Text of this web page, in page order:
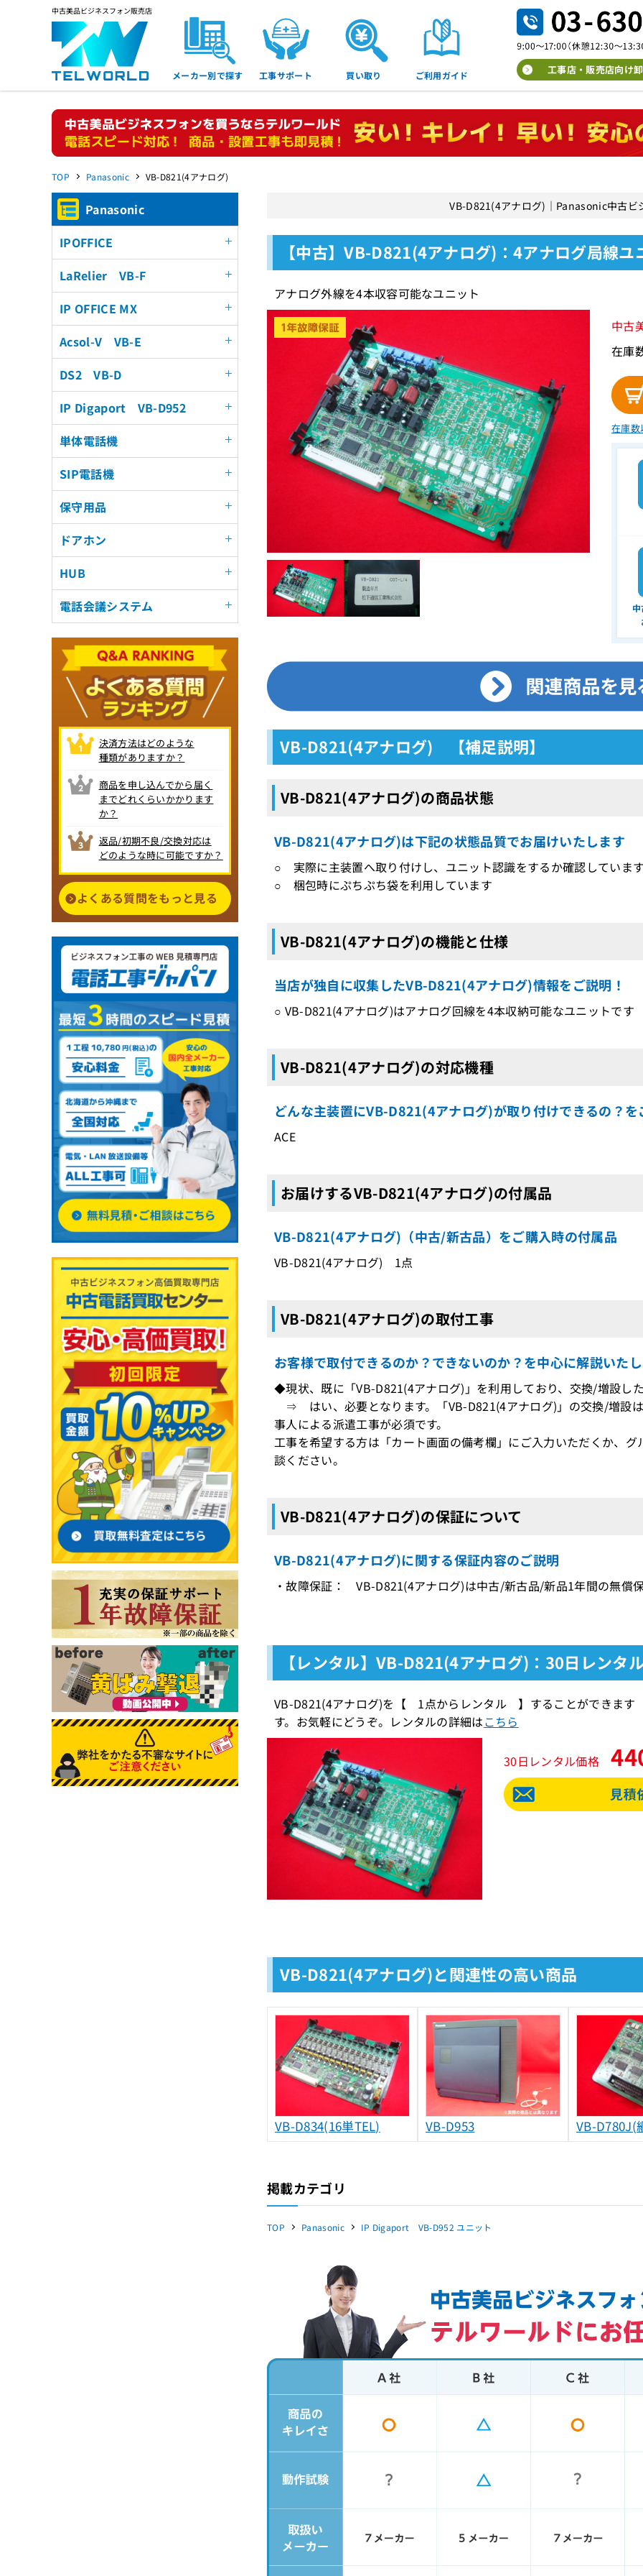
中古美品ビジネスフォン販売店
メーカー別で探す 工事サポート 買い取り ご利用ガイド 工事店・販売店向け
TOP Panasonic VB-D821(4アナログ)
VB-D821(4アナログ)｜Panasonic中古ビ
【中古】VB-D821(4アナログ)：4アナログ局線ユ
アナログ外線を4本収容可能なユニット
中古
在庫
在庫数
VB-D821(4アナログ) 【補足説明】
VB-D821(4アナログ)の商品状態
VB-D821(4アナログ)は下記の状態品質でお届けいたします
○ 実際に主装置へ取り付けし、ユニット認識をするか確認していま
○ 梱包時にぷちぷち袋を利用しています
VB-D821(4アナログ)の機能と仕様
当店が独自に収集したVB-D821(4アナログ)情報をご説明！
○ VB-D821(4アナログ)はアナログ回線を4本収納可能なユニットです
VB-D821(4アナログ)の対応機種
どんな主装置にVB-D821(4アナログ)が取り付けできるの？を
ACE
お届けするVB-D821(4アナログ)の付属品
VB-D821(4アナログ)（中古/新古品）をご購入時の付属品
VB-D821(4アナログ) 1点
VB-D821(4アナログ)の取付工事
お客様で取付できるのか？できないのか？を中心に解説いた
◆現状、既に「VB-D821(4アナログ)」を利用しており、交換/増設し
⇒ はい、必要となります。「VB-D821(4アナログ)」の交換/増設
事人による派遣工事が必須です。
工事を希望する方は「カート画面の備考欄」にご入力いただくか、グ
談ください。
VB-D821(4アナログ)の保証について
VB-D821(4アナログ)に関する保証内容のご説明
・故障保証： VB-D821(4アナログ)は中古/新古品/新品1年間の無償
【レンタル】VB-D821(4アナログ)：30日レンタ
VB-D821(4アナログ)を【 1点からレンタル 】することができます
す。お気軽にどうぞ。レンタルの詳細はこちら
30日レンタル価格
VB-D821(4アナログ)と関連性の高い商品
VB-D834(16単TEL) VB-D953 VB-D780J(
掲載カテゴリ
TOP Panasonic IP Digaport VB-D952 ユニット
Panasonic
IPOFFICE
LaRelier VB-F
IP OFFICE MX
Acsol-V VB-E
DS2 VB-D
IP Digaport VB-D952
単体電話機
SIP電話機
保守用品
ドアホン
HUB
電話会議システム
決済方法はどのような
種類がありますか？
商品を申し込んでから届く
までどれくらいかかります
か？
返品/初期不良/交換対応は
どのような時に可能ですか？
よくある質問をもっと見る